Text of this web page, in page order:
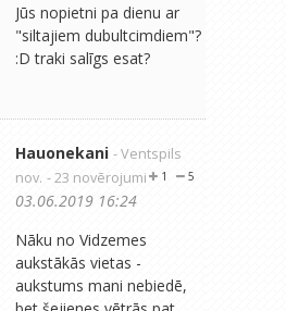
Jūs nopietni pa dienu ar
"siltajiem dubultcimdiem"?
:D traki salīgs esat?
Hauonekani - Ventspils
nov. - 23 novērojumi 5
1
03.06.2019 16:24
Nāku no Vidzemes
aukstākās vietas -
aukstums mani nebiedē,